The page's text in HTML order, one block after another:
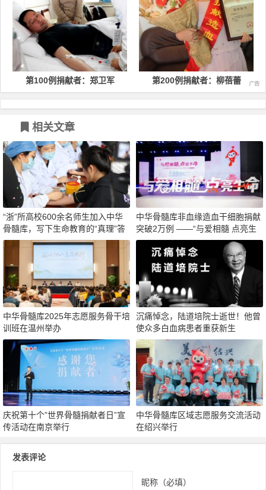
第100例捐献者：郑卫军 第200例捐献者：柳蓓蕾
相关文章
“浙”所高校600余名师生加入中华
骨髓库，写下生命教育的“真理”答
案
中华骨髓库非血缘造血干细胞捐献
突破2万例 ——“与爱相髓 点亮生
命”主题宣传活动在岳阳举行
中华骨髓库2025年志愿服务骨干培
训班在温州举办
沉痛悼念，陆道培院士逝世！他曾
使众多白血病患者重获新生
庆祝第十个”世界骨髓捐献者日”宣
传活动在南京举行
中华骨髓库区域志愿服务交流活动
在绍兴举行
发表评论
昵称（必填）